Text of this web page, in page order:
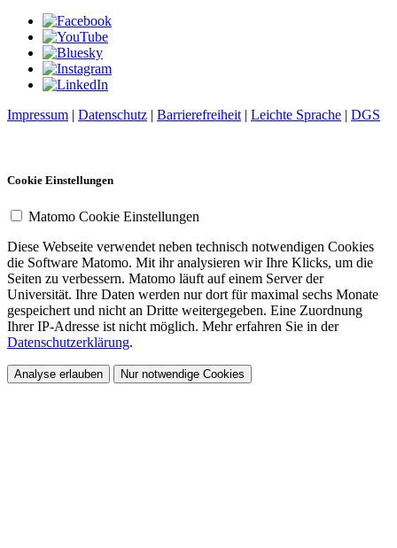
Impressum Datenschutz Barrierefreiheit| Leichte Sprache DGS
Cookie Einstellungen
Matomo Cookie Einstellungen
Diese Webseite verwendet neben technisch notwendigen Cookies
die Software Matomo. Mit ihr analysieren wir Ihre Klicks, um die
Seiten zu verbessern. Matomo läuft auf einem Server der
Universität. Ihre Daten werden nur dort für maximal sechs Monate
gespeichert und nicht an Dritte weitergegeben. Eine Zuordnung
Ihrer IP-Adresse ist nicht möglich. Mehr erfahren Sie in der
Datenschutzerklärung.
Analyse erlauben Nur notwendige Cookies